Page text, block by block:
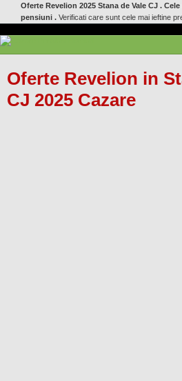
Mergi
la
conţinutul
Oferte Revelion 2025 Stana de Vale CJ .
pensiuni . Verificati care sunt cele mai ieftine
Oferte Revelion in
CJ 2025 Cazare